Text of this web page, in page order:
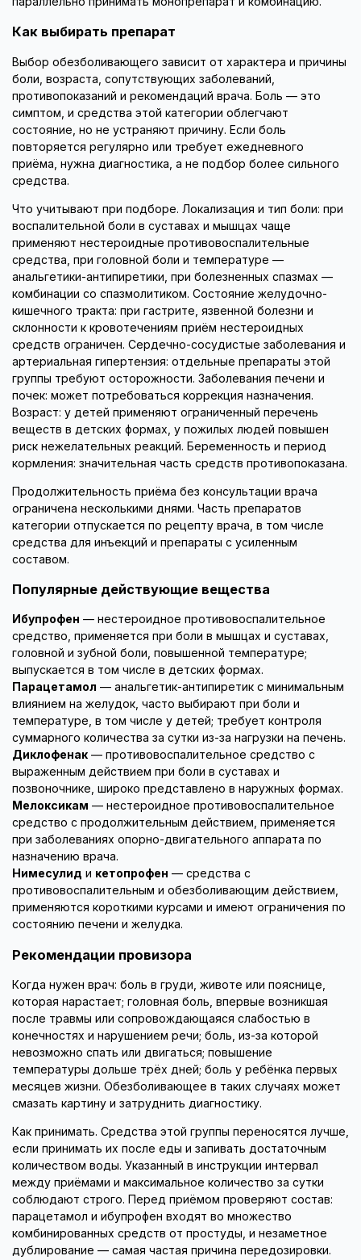
Как выбирать препарат
Выбор обезболивающего зависит от характера и причины
боли, возраста, сопутствующих заболеваний,
противопоказаний и рекомендаций врача. Боль — это
симптом, и средства этой категории облегчают
состояние, но не устраняют причину. Если боль
повторяется регулярно или требует ежедневного
приёма, нужна диагностика, а не подбор более сильного
средства.
Что учитывают при подборе. Локализация и тип боли: при
воспалительной боли в суставах и мышцах чаще
применяют нестероидные противовоспалительные
средства, при головной боли и температуре —
анальгетики-антипиретики, при болезненных спазмах —
комбинации со спазмолитиком. Состояние желудочно-
кишечного тракта: при гастрите, язвенной болезни и
склонности к кровотечениям приём нестероидных
средств ограничен. Сердечно-сосудистые заболевания и
артериальная гипертензия: отдельные препараты этой
группы требуют осторожности. Заболевания печени и
почек: может потребоваться коррекция назначения.
Возраст: у детей применяют ограниченный перечень
веществ в детских формах, у пожилых людей повышен
риск нежелательных реакций. Беременность и период
кормления: значительная часть средств противопоказана.
Продолжительность приёма без консультации врача
ограничена несколькими днями. Часть препаратов
категории отпускается по рецепту врача, в том числе
средства для инъекций и препараты с усиленным
составом.
Популярные действующие вещества
Ибупрофен — нестероидное противовоспалительное
средство, применяется при боли в мышцах и суставах,
головной и зубной боли, повышенной температуре;
выпускается в том числе в детских формах.
Парацетамол — анальгетик-антипиретик с минимальным
влиянием на желудок, часто выбирают при боли и
температуре, в том числе у детей; требует контроля
суммарного количества за сутки из-за нагрузки на печень.
Диклофенак — противовоспалительное средство с
выраженным действием при боли в суставах и
позвоночнике, широко представлено в наружных формах.
Мелоксикам — нестероидное противовоспалительное
средство с продолжительным действием, применяется
при заболеваниях опорно-двигательного аппарата по
назначению врача.
Нимесулид и кетопрофен — средства с
противовоспалительным и обезболивающим действием,
применяются короткими курсами и имеют ограничения по
состоянию печени и желудка.
Рекомендации провизора
Когда нужен врач: боль в груди, животе или пояснице,
которая нарастает; головная боль, впервые возникшая
после травмы или сопровождающаяся слабостью в
конечностях и нарушением речи; боль, из-за которой
невозможно спать или двигаться; повышение
температуры дольше трёх дней; боль у ребёнка первых
месяцев жизни. Обезболивающее в таких случаях может
смазать картину и затруднить диагностику.
Как принимать. Средства этой группы переносятся лучше,
если принимать их после еды и запивать достаточным
количеством воды. Указанный в инструкции интервал
между приёмами и максимальное количество за сутки
соблюдают строго. Перед приёмом проверяют состав:
парацетамол и ибупрофен входят во множество
комбинированных средств от простуды, и незаметное
дублирование — самая частая причина передозировки.